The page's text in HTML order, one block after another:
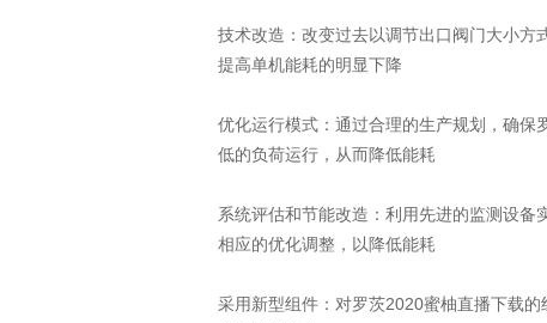
技术改造：改变过去以调节出口阀门大小方
提高单机能耗的明显下降
优化运行模式：通过合理的生产规划，确保
低的负荷运行，从而降低能耗
系统评估和节能改造：利用先进的监测设
相应的优化调整，以降低能耗
采用新型组件：对罗茨2020蜜柚直播下载